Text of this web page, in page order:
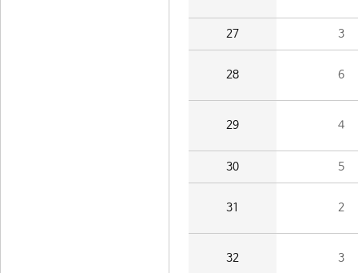
27 3
28 6
29 4
30 5
31 2
32 3